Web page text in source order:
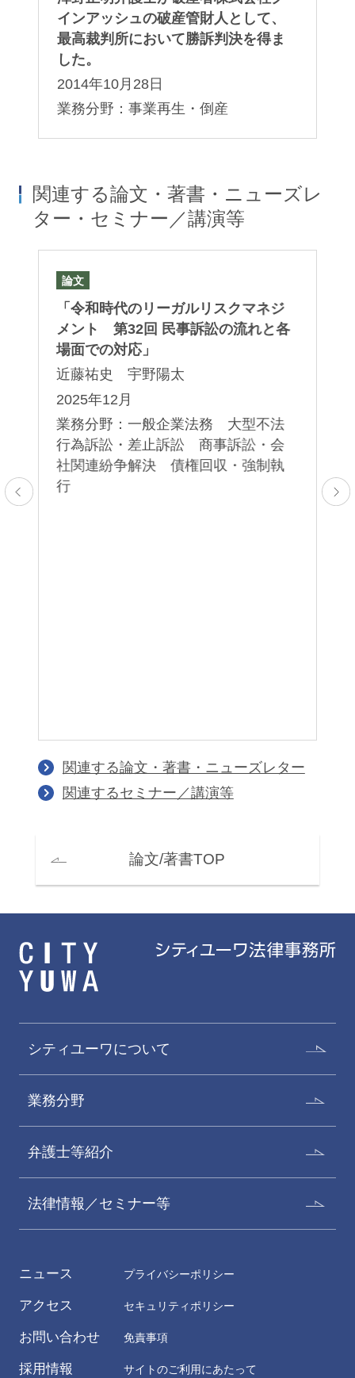
インアッシュの破産管財人として、
最高裁判所において勝訴判決を得ま
した。
2014年10月28日
業務分野：事業再生・倒産
関連する論文・著書・ニューズレ
ター・セミナー／講演等
論文
「令和時代のリーガルリスクマネジ
メント 第32回 民事訴訟の流れと各
場面での対応」
近藤祐史 宇野陽太
2025年12月
業務分野：一般企業法務 大型不法
行為訴訟・差止訴訟 商事訴訟・会
社関連紛争解決 債権回収・強制執
行
関連する論文・著書・ニューズレター
関連するセミナー／講演等
論文/著書TOP
シティユーワについて
業務分野
弁護士等紹介
法律情報／セミナー等
ニュース
アクセス
お問い合わせ
採用情報
プライバシーポリシー
セキュリティポリシー
免責事項
サイトのご利用にあたって